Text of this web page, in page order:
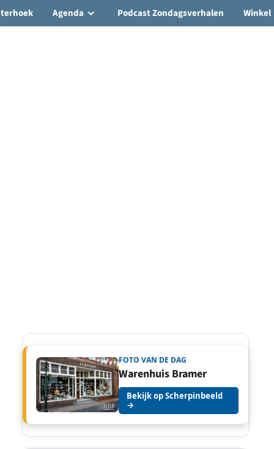
Agenda Podcast Zondagsverhalen Winkel
FOTO VAN DE DAG
Warenhuis Bramer
Bekijk op Scherpinbeeld
→